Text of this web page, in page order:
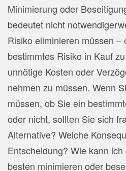
Minimierung oder
bedeutet nicht
Risiko eliminieren müssen –
bestimmtes Risiko in Kauf
unnötige Kosten oder
nehmen zu müssen. Wenn
müssen, ob Sie ein
oder nicht, sollten Sie sich
Alternative? Welche
Entscheidung? Wie kann
besten minimieren oder